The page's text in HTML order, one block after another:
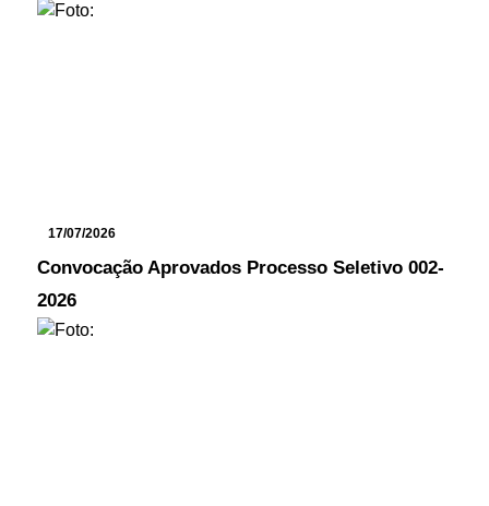
17/07/2026
Convocação Aprovados Processo Seletivo 002-
2026